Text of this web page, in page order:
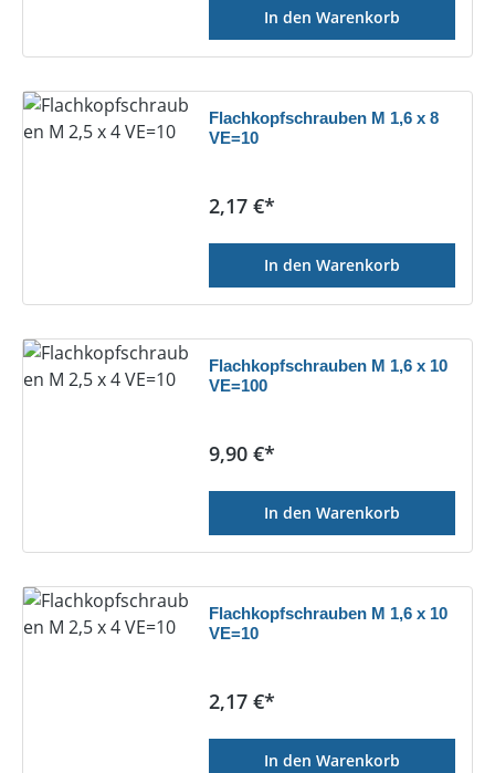
In den Warenkorb
Flachkopfschrauben M 1,6 x 8
VE=10
Regulärer Preis:
2,17 €*
In den Warenkorb
Flachkopfschrauben M 1,6 x 10
VE=100
Regulärer Preis:
9,90 €*
In den Warenkorb
Flachkopfschrauben M 1,6 x 10
VE=10
Regulärer Preis:
2,17 €*
In den Warenkorb